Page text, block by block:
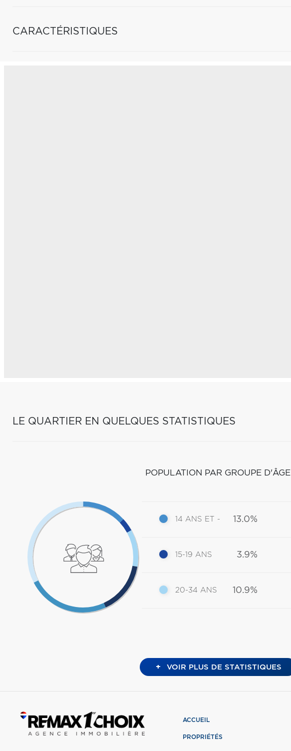
CARACTÉRISTIQUES
LE QUARTIER EN QUELQUES STATISTIQUES
POPULATION PAR GROUPE D'ÂGE
14 ANS ET - 13.0%
15-19 ANS 3.9%
20-34 ANS 10.9%
+ VOIR PLUS DE STATISTIQUES
ACCUEIL
PROPRIÉTÉS